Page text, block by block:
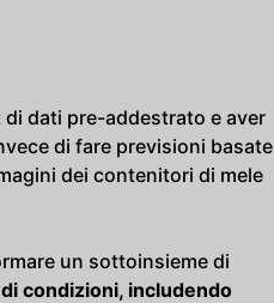
dati pre-addestrato e aver
di fare previsioni basate
dei contenitori di mele
un sottoinsieme di
condizioni, includendo